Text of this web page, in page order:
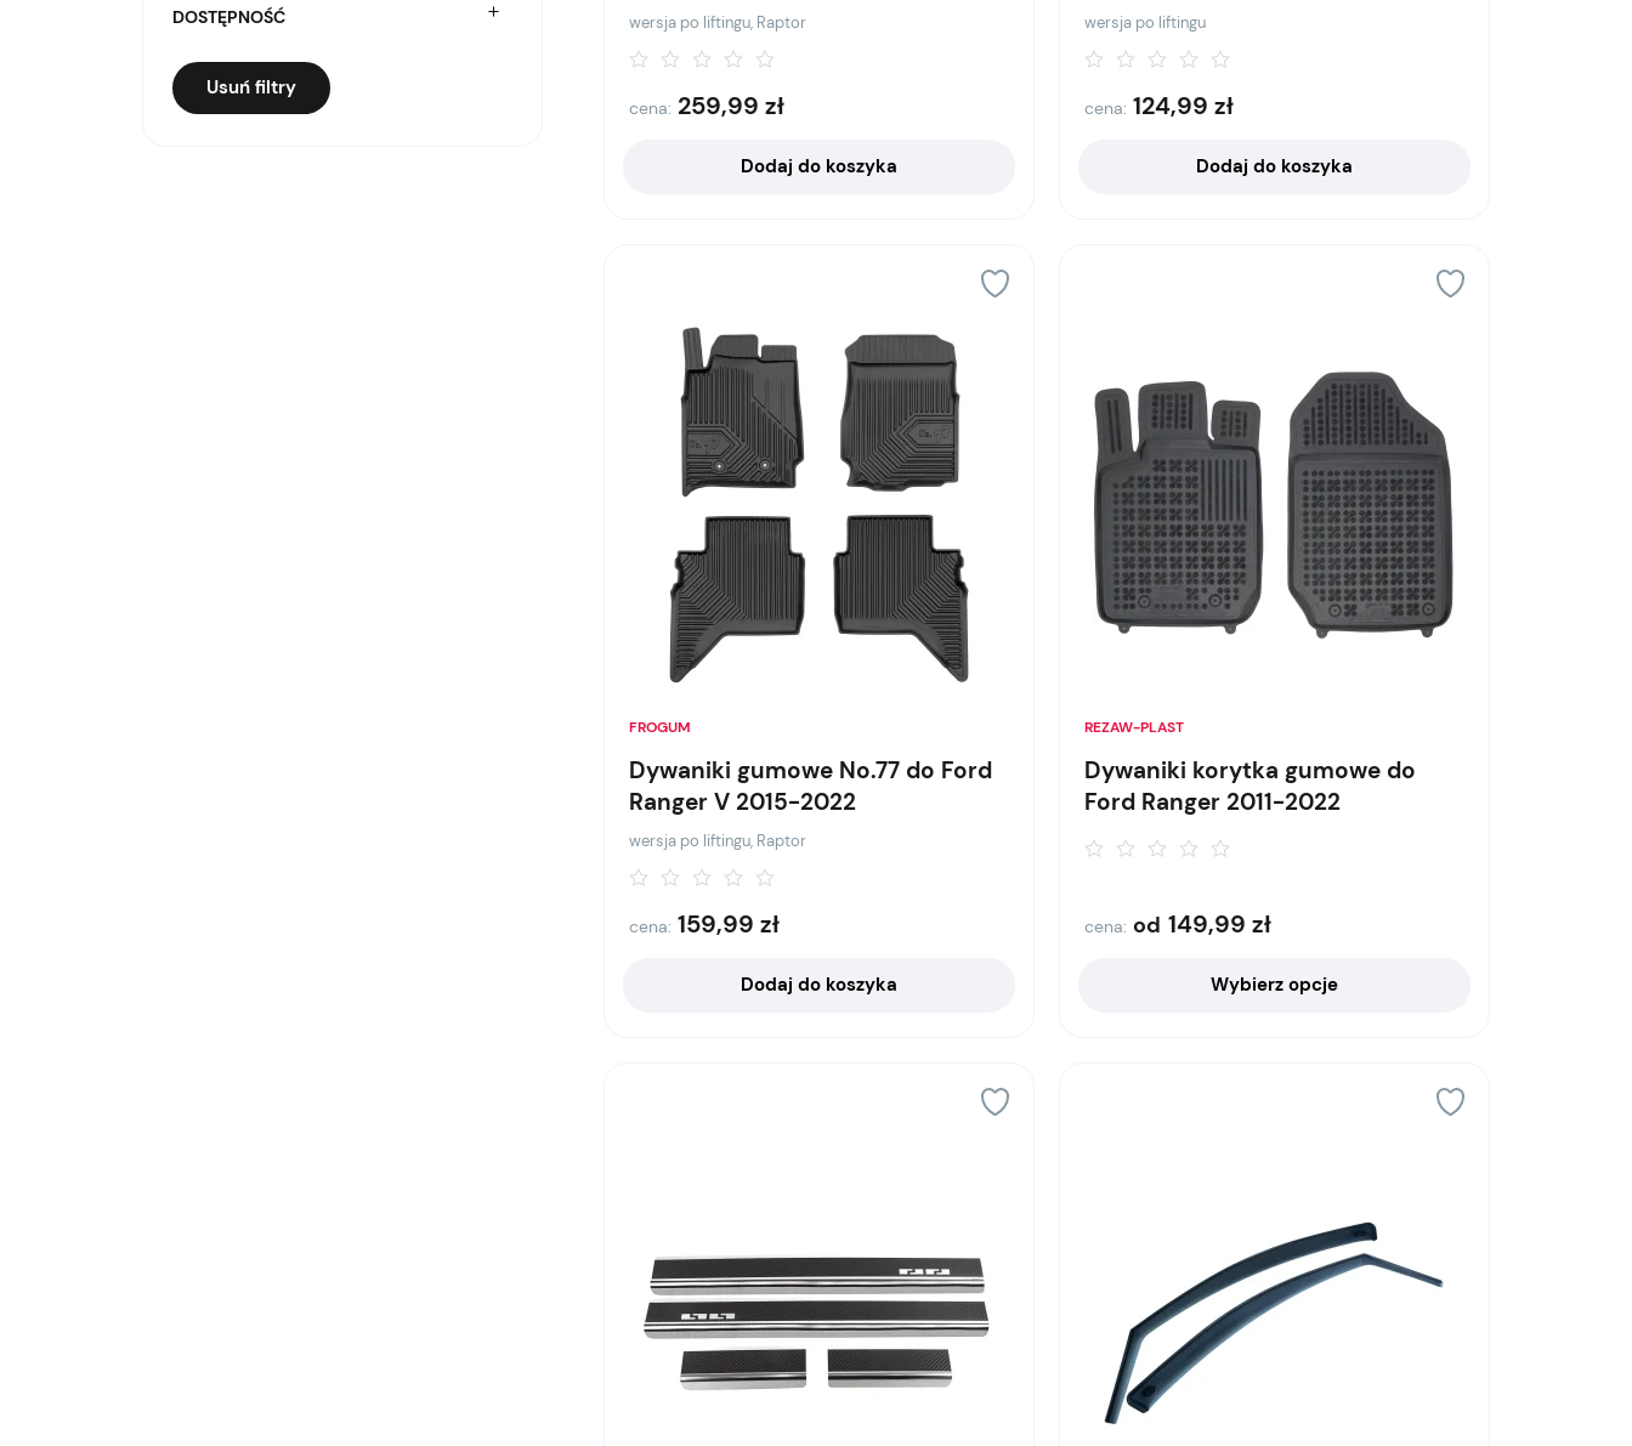
DOSTĘPNOŚĆ
Usuń filtry
wersja po liftingu, Raptor
cena: 259,99zł
Dodaj do koszyka
wersja po liftingu
cena: 124,99 zł
Dodaj do koszyka
FROGUM
Dywaniki gumowe No.77 do Ford
Ranger V 2015-2022
wersja po liftingu, Raptor
cena: 159,99zł
Dodaj do koszyka
REZAW-PLAST
Dywaniki korytka gumowe do
Ford Ranger 2011-2022
cena: od 149,99 zł
Wybierz opcje